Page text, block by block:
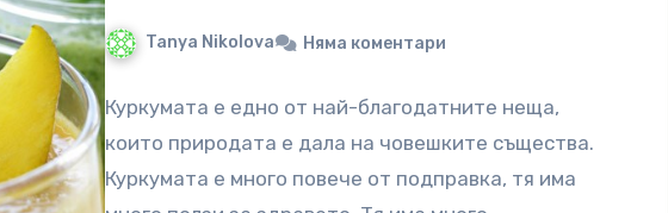
Tanya Nikolova Няма коментари
Куркумата е едно от най-благодатните неща,
които природата е дала на човешките същества.
Куркумата е много повече от подправка, тя има